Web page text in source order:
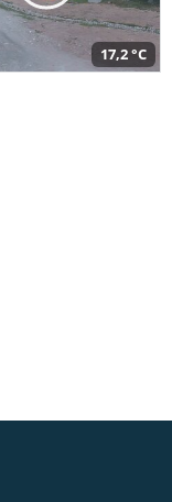
17,2 °C